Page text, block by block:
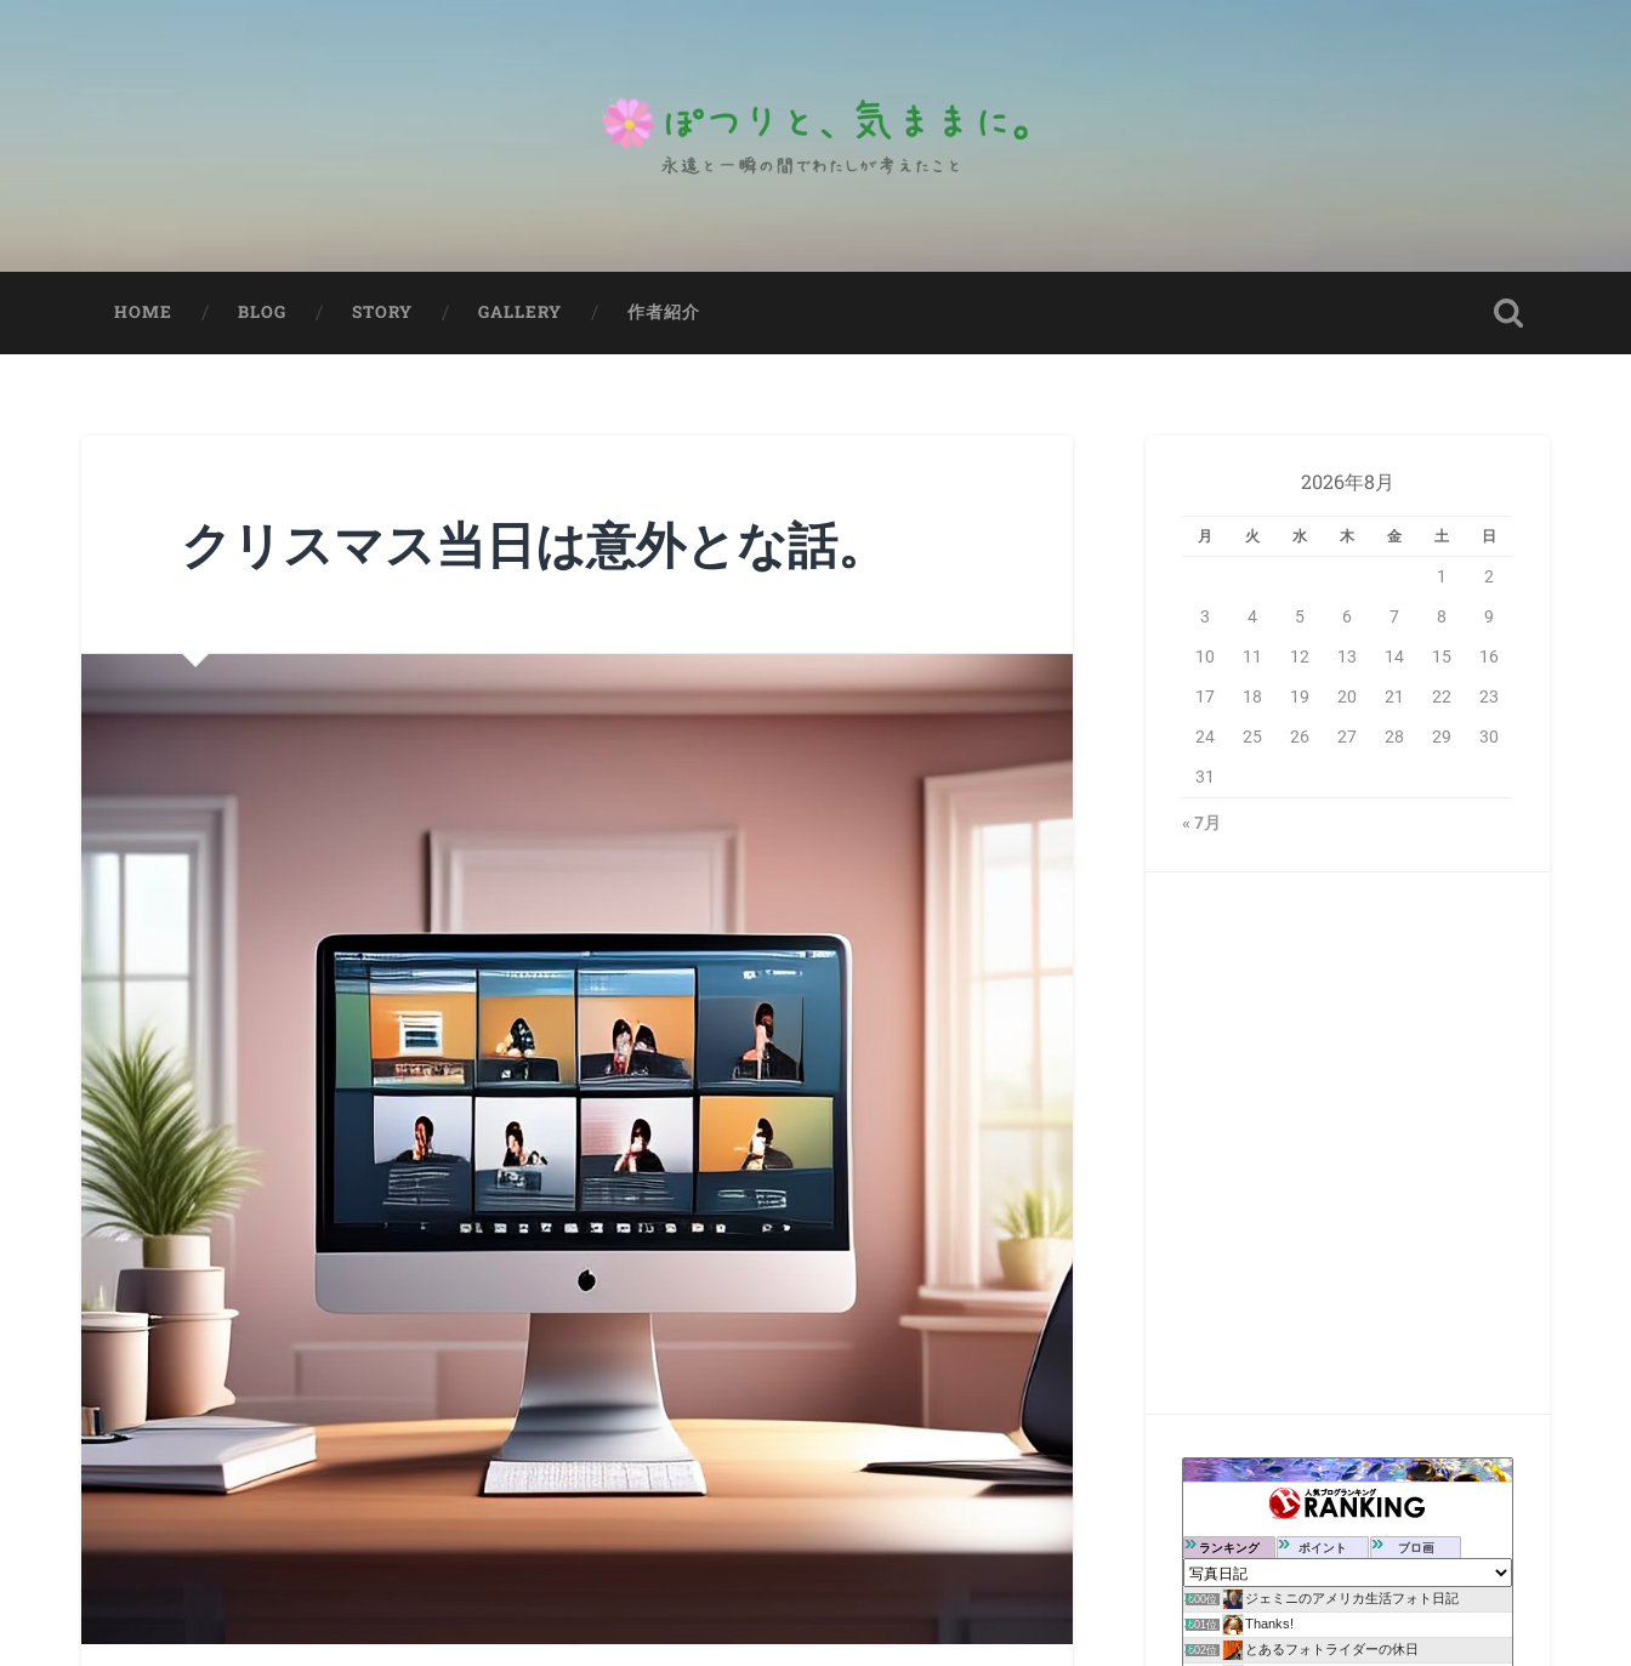
HOME BLOG STORY GALLERY 作者紹介
クリスマス当日は意外とな話。
2026年8月
月 火 水 木 金 土 日
1 2
3 4 5 6 7 8 9
10 11 12 13 14 15 16
17 18 19 20 21 22 23
24 25 26 27 28 29 30
31
« 7月
ランキング ポイント ブロ画
600位 ジェミニのアメリカ生活フォト日記
601位 Thanks!
602位 とあるフォトライダーの休日